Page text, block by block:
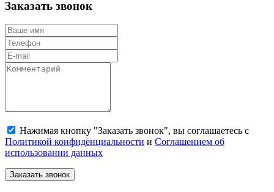
Заказать звонок
Нажимая кнопку "Заказать звонок", вы соглашаетесь с
Политикой конфиденциальности и Соглашением об
использовании данных
Заказать звонок